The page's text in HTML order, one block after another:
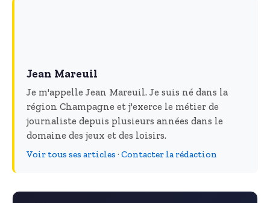
Jean Mareuil
Je m'appelle Jean Mareuil. Je suis né dans la
région Champagne et j'exerce le métier de
journaliste depuis plusieurs années dans le
domaine des jeux et des loisirs.
Voir tous ses articles · Contacter la rédaction